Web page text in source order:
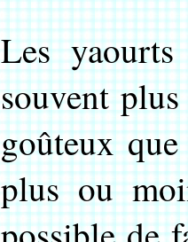
Les
souvent
goûteux
plus ou